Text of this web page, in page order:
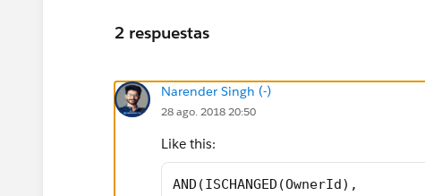
2 respuestas
Narender Singh (-)
28 ago. 2018 20:50
Like this:
AND(ISCHANGED(OwnerId),